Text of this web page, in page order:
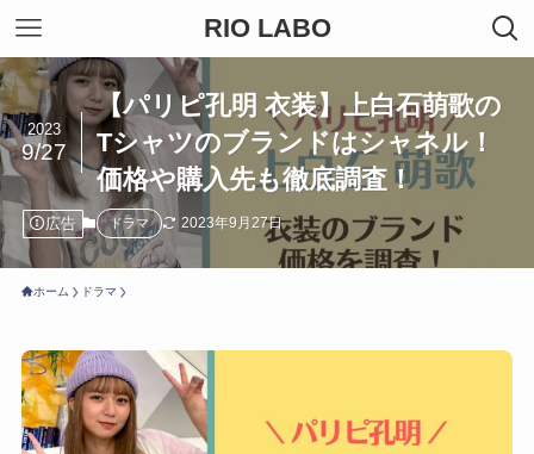
RIO LABO
【パリピ孔明 衣装】上白石萌歌の
Tシャツのブランドはシャネル！
価格や購入先も徹底調査！
2023
9/27
広告 ドラマ 2023年9月27日
ホーム ドラマ